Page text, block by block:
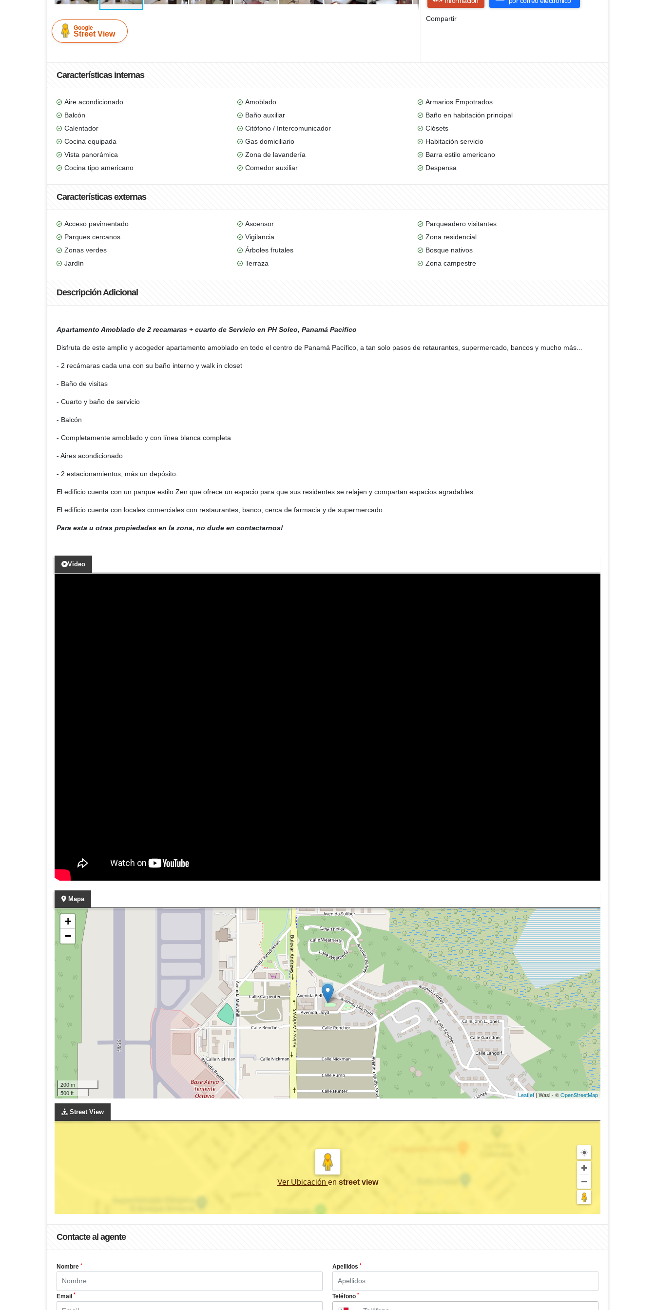
Google
Street View
Compartir
Características internas
Aire acondicionado Amoblado
Armarios Empotrados
Balcón
Baño auxiliar
Baño en habitación principal
Calentador
Citófono / Intercomunicador
Clósets
Cocina equipada
Gas domiciliario
Habitación servicio
Vista panorámica
Zona de lavandería
Barra estilo americano
Cocina tipo americano
Comedor auxiliar Despensa
Características externas
Acceso pavimentado Ascensor
Parqueadero visitantes
Parques cercanos
Vigilancia
Zona residencial
Zonas verdes
Árboles frutales
Bosque nativos
Jardín
Terraza Zona campestre
Descripción Adicional
Apartamento Amoblado de 2 recamaras + cuarto de Servicio en PH Soleo, Panamá Pacifico
Disfruta de este amplio y acogedor apartamento amoblado en todo el centro de Panamá Pacífico, a tan solo pasos de retaurantes, supermercado, bancos y mucho más...
- 2 recámaras cada una con su baño interno y walk in closet
- Baño de visitas
- Cuarto y baño de servicio
- Balcón
- Completamente amoblado y con línea blanca completa
- Aires acondicionado
- 2 estacionamientos, más un depósito.
El edificio cuenta con un parque estilo Zen que ofrece un espacio para que sus residentes se relajen y compartan espacios agradables.
El edificio cuenta con locales comerciales con restaurantes, banco, cerca de farmacia y de supermercado.
Para esta u otras propiedades en la zona, no dude en contactarnos!
Video
Mapa
+
−
200 m
500 ft
Leaflet | Wasi - ©OpenStreetMap
Street View
Ver Ubicación en street view
Contacte al agente
Nombre * Apellidos *
Email * Teléfono *